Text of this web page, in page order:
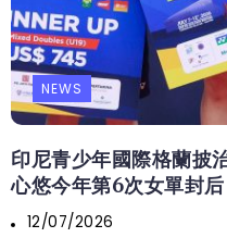
NEWS
印尼青少年國際格蘭披
心悠今年第6次女單封
12/07/2026